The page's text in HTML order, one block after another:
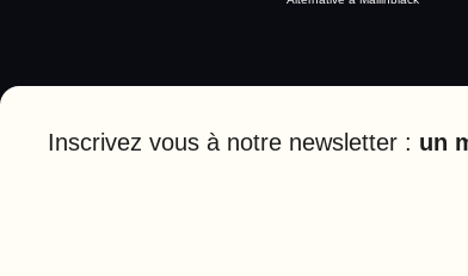
Inscrivez vous à notre newsletter : un